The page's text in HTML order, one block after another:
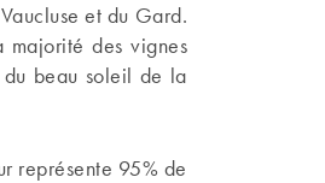
et du Gard.
majorité des vignes
beau soleil de la
représente 95% de